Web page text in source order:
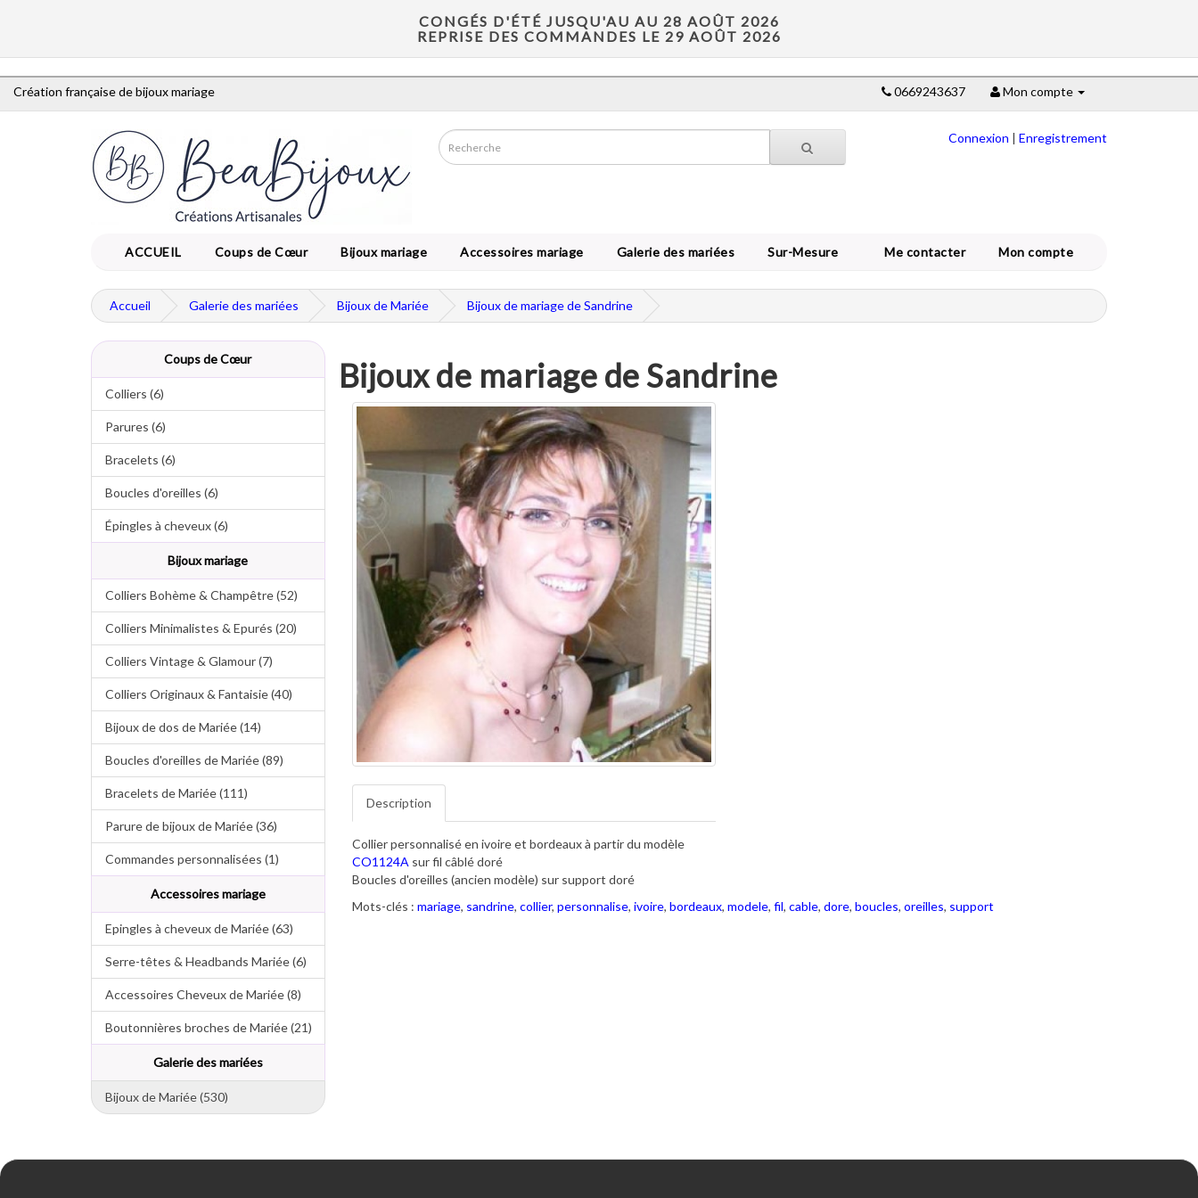
CONGÉS D'ÉTÉ JUSQU'AU AU 28 AOÛT 2026
REPRISE DES COMMANDES LE 29 AOÛT 2026
Création française de bijoux mariage 0669243637 Mon compte
Connexion | Enregistrement
ACCUEIL Coups de Cœur Bijoux mariage Accessoires mariage Galerie des mariées Sur-Mesure Me contacter Mon compte
Accueil Galerie des mariées Bijoux de Mariée Bijoux de mariage de Sandrine
Coups de Cœur
Colliers (6)
Parures (6)
Bracelets (6)
Boucles d'oreilles (6)
Épingles à cheveux (6)
Bijoux mariage
Colliers Bohème & Champêtre (52)
Colliers Minimalistes & Epurés (20)
Colliers Vintage & Glamour (7)
Colliers Originaux & Fantaisie (40)
Bijoux de dos de Mariée (14)
Boucles d'oreilles de Mariée (89)
Bracelets de Mariée (111)
Parure de bijoux de Mariée (36)
Commandes personnalisées (1)
Accessoires mariage
Epingles à cheveux de Mariée (63)
Serre-têtes & Headbands Mariée (6)
Accessoires Cheveux de Mariée (8)
Boutonnières broches de Mariée (21)
Galerie des mariées
Bijoux de Mariée (530)
Bijoux de mariage de Sandrine
Description
Collier personnalisé en ivoire et bordeaux à partir du modèle
CO1124A sur fil câblé doré
Boucles d'oreilles (ancien modèle) sur support doré
Mots-clés : mariage, sandrine, collier, personnalise, ivoire, bordeaux, modele, fil, cable, dore, boucles, oreilles, support